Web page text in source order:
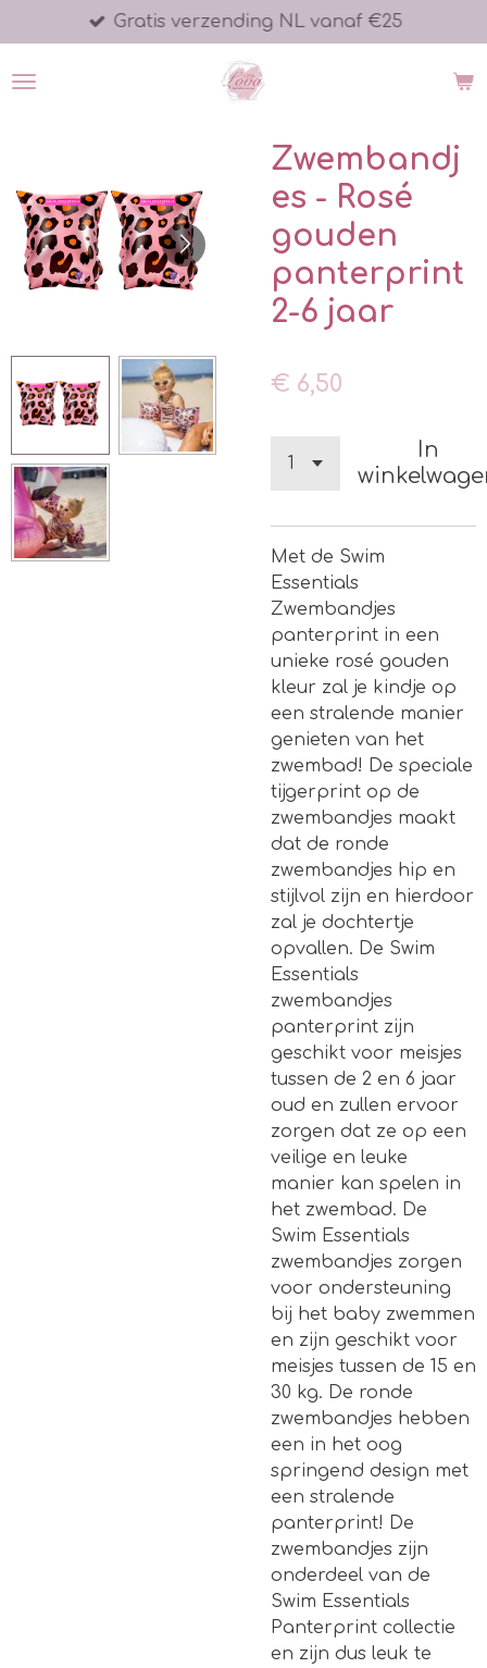
direct
naar
Gratis verzending NL vanaf €25
Zwembandj
es - Rosé
gouden
panterprint
2-6 jaar
€ 6,50
In
Met de Swim
Essentials
Zwembandjes
panterprint in een
unieke rosé gouden
kleur zal je kindje op
een stralende manier
genieten van het
zwembad! De speciale
tijgerprint op de
zwembandjes maakt
dat de ronde
zwembandjes hip en
stijlvol zijn en hierdoor
zal je dochtertje
opvallen. De Swim
Essentials
zwembandjes
panterprint zijn
geschikt voor meisjes
tussen de 2 en 6 jaar
oud en zullen ervoor
zorgen dat ze op een
veilige en leuke
manier kan spelen in
het zwembad. De
Swim Essentials
zwembandjes zorgen
voor ondersteuning
bij het baby zwemmen
en zijn geschikt voor
meisjes tussen de 15 en
30 kg. De ronde
zwembandjes hebben
een in het oog
springend design met
een stralende
panterprint! De
zwembandjes zijn
onderdeel van de
Swim Essentials
Panterprint collectie
en zijn dus leuk te